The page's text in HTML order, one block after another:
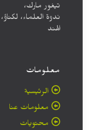
تيغور مارك،
ندوة العلماء، لكناؤ، ۲۲٦۰۰۷
الهند
معلومات
الرئيسية
معلومات عنا
محتويات